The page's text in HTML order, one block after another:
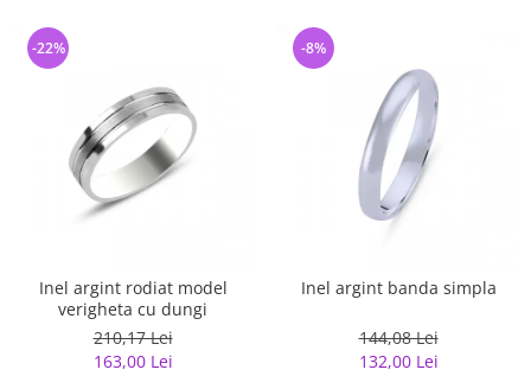
Inel argint rodiat model
verigheta cu dungi
210,17 Lei
163,00 Lei
-22%
Inel argint banda simpla
144,08 Lei
132,00 Lei
-8%